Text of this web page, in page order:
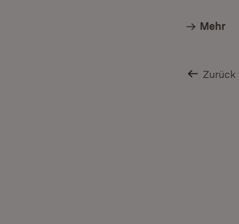
Mehr
Zurück